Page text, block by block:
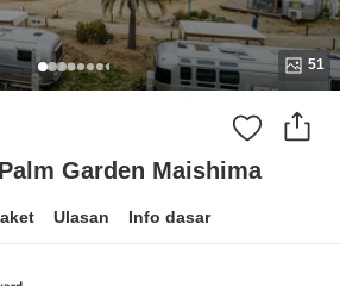
51
Garden Maishima
Ulasan Info dasar